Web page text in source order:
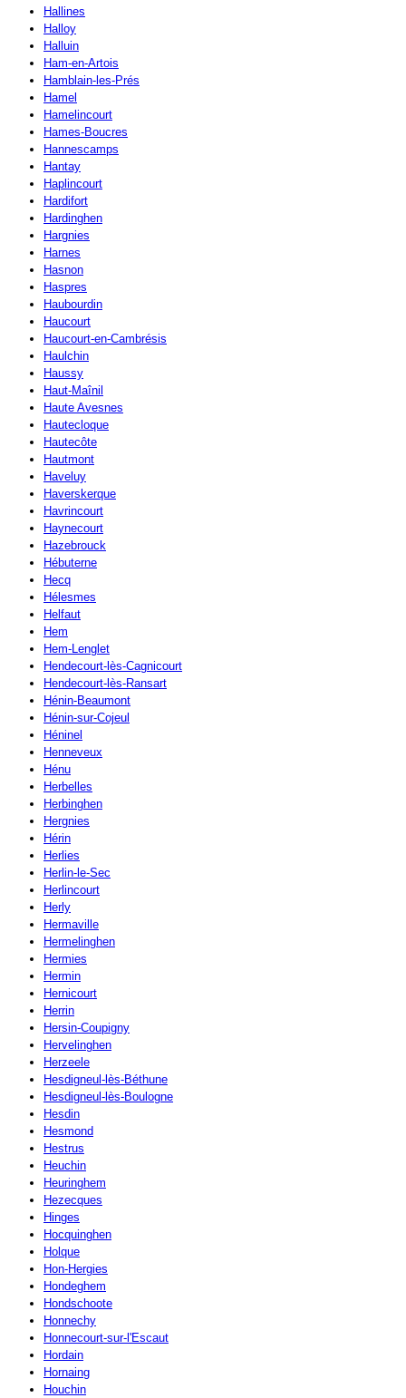
Hallines
Halloy
Halluin
Ham-en-Artois
Hamblain-les-Prés
Hamel
Hamelincourt
Hames-Boucres
Hannescamps
Hantay
Haplincourt
Hardifort
Hardinghen
Hargnies
Harnes
Hasnon
Haspres
Haubourdin
Haucourt
Haucourt-en-Cambrésis
Haulchin
Haussy
Haut-Maînil
Haute Avesnes
Hautecloque
Hautecôte
Hautmont
Haveluy
Haverskerque
Havrincourt
Haynecourt
Hazebrouck
Hébuterne
Hecq
Hélesmes
Helfaut
Hem
Hem-Lenglet
Hendecourt-lès-Cagnicourt
Hendecourt-lès-Ransart
Hénin-Beaumont
Hénin-sur-Cojeul
Héninel
Henneveux
Hénu
Herbelles
Herbinghen
Hergnies
Hérin
Herlies
Herlin-le-Sec
Herlincourt
Herly
Hermaville
Hermelinghen
Hermies
Hermin
Hernicourt
Herrin
Hersin-Coupigny
Hervelinghen
Herzeele
Hesdigneul-lès-Béthune
Hesdigneul-lès-Boulogne
Hesdin
Hesmond
Hestrus
Heuchin
Heuringhem
Hezecques
Hinges
Hocquinghen
Holque
Hon-Hergies
Hondeghem
Hondschoote
Honnechy
Honnecourt-sur-l'Escaut
Hordain
Hornaing
Houchin